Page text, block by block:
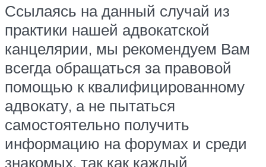
Ссылаясь на данный случай из
практики нашей адвокатской
канцелярии, мы рекомендуем Вам
всегда обращаться за правовой
помощью к квалифицированному
адвокату, а не пытаться
самостоятельно получить
информацию на форумах и среди
знакомых, так как каждый